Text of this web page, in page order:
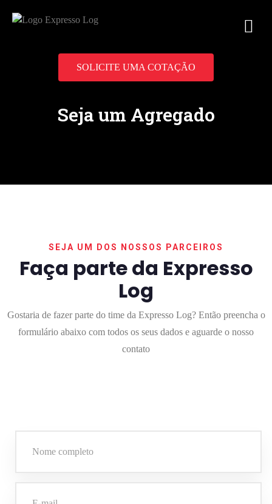
SOLICITE UMA COTAÇÃO
Seja um Agregado
SEJA UM DOS NOSSOS PARCEIROS
Faça parte da Expresso
Log
Gostaria de fazer parte do time da Expresso Log? Então preencha o
formulário abaixo com todos os seus dados e aguarde o nosso
contato